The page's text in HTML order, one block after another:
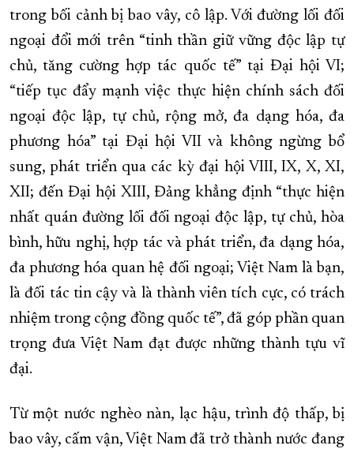
trong bối cảnh bị bao vây, cô lập. Với đường lối đối
ngoại đổi mới trên “tinh thần giữ vững độc lập tự
chủ, tăng cường hợp tác quốc tế” tại Đại hội VI;
“tiếp tục đẩy mạnh việc thực hiện chính sách đối
ngoại độc lập, tự chủ, rộng mở, đa dạng hóa, đa
phương hóa” tại Đại hội VII và không ngừng bổ
sung, phát triển qua các kỳ đại hội VIII, IX, X, XI,
XII; đến Đại hội XIII, Đảng khẳng định “thực hiện
nhất quán đường lối đối ngoại độc lập, tự chủ, hòa
bình, hữu nghị, hợp tác và phát triển, đa dạng hóa,
đa phương hóa quan hệ đối ngoại; Việt Nam là bạn,
là đối tác tin cậy và là thành viên tích cực, có trách
nhiệm trong cộng đồng quốc tế”, đã góp phần quan
trọng đưa Việt Nam đạt được những thành tựu vĩ
đại.
Từ một nước nghèo nàn, lạc hậu, trình độ thấp, bị
bao vây, cấm vận, Việt Nam đã trở thành nước đang